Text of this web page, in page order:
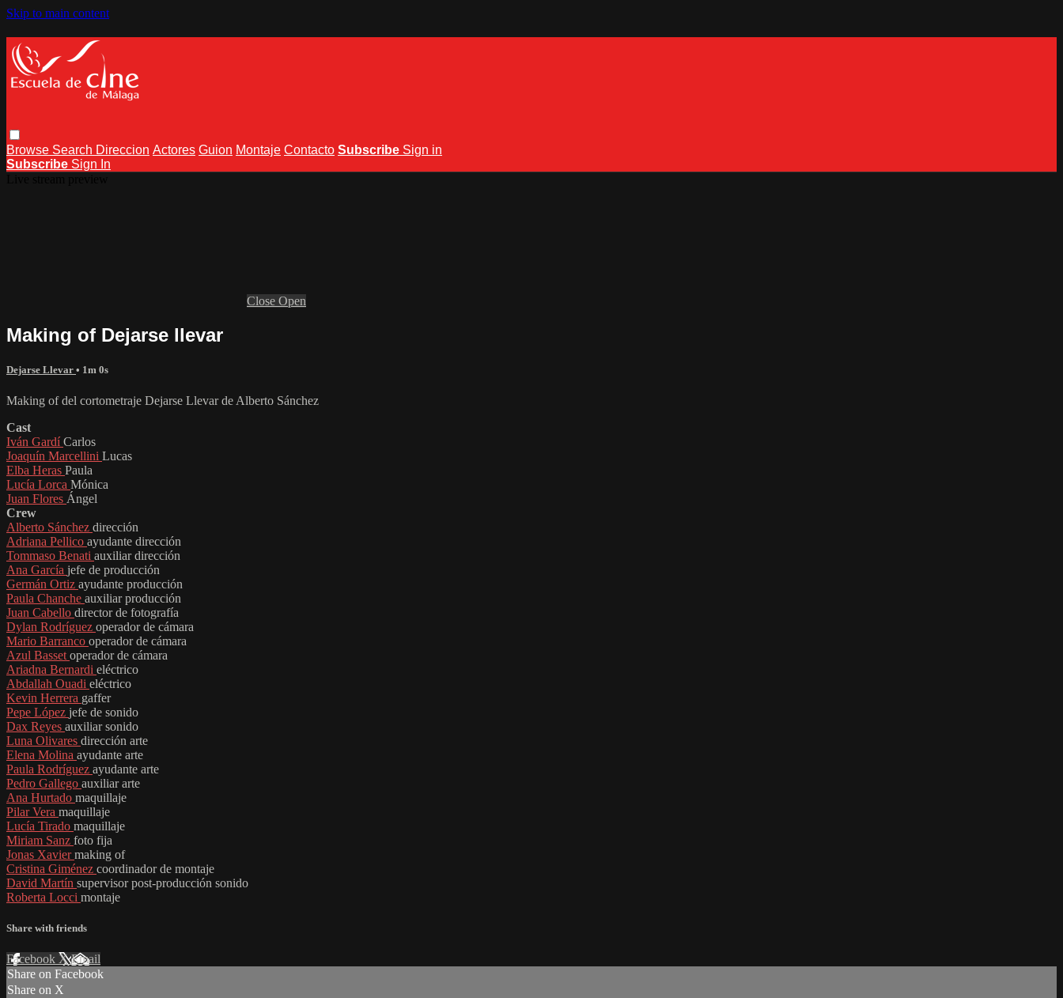
Skip to main content
Browse Search Direccion Actores Guion Montaje Contacto Subscribe Sign in
Subscribe Sign In
Close Open
Making of Dejarse llevar
Dejarse Llevar • 1m 0s
Making of del cortometraje Dejarse Llevar de Alberto Sánchez
Cast
Iván GardíCarlos
Joaquín Marcellini Lucas
Elba Heras Paula
Lucía Lorca Mónica
Juan Flores Ángel
Crew
Alberto Sánchez dirección
Adriana Pellico ayudante dirección
Tommaso Benati auxiliar dirección
Ana García jefe de producción
Germán Ortiz ayudante producción
Paula Chanche auxiliar producción
Juan Cabello director de fotografía
Dylan Rodríguez operador de cámara
Mario Barranco operador de cámara
Azul Basset operador de cámara
Ariadna Bernardi eléctrico
Abdallah Ouadi eléctrico
Kevin Herrera gaffer
Pepe López jefe de sonido
Dax Reyes auxiliar sonido
Luna Olivares dirección arte
Elena Molina ayudante arte
Paula Rodríguez ayudante arte
Pedro Gallego auxiliar arte
Ana Hurtado maquillaje
Pilar Vera maquillaje
Lucía Tirado maquillaje
Miriam Sanz foto fija
Jonas Xaviermaking of
Cristina Giménez coordinador de montaje
David Martín supervisor post-producción sonido
Roberta Locci montaje
Share with friends
Facebook XEmail
Share on Facebook
Share on X